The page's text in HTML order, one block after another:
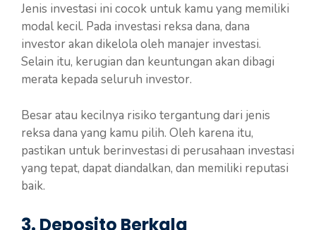
Jenis investasi ini cocok untuk kamu yang memiliki
modal kecil. Pada investasi reksa dana, dana
investor akan dikelola oleh manajer investasi.
Selain itu, kerugian dan keuntungan akan dibagi
merata kepada seluruh investor.
Besar atau kecilnya risiko tergantung dari jenis
reksa dana yang kamu pilih. Oleh karena itu,
pastikan untuk berinvestasi di perusahaan investasi
yang tepat, dapat diandalkan, dan memiliki reputasi
baik.
3. Deposito Berkala